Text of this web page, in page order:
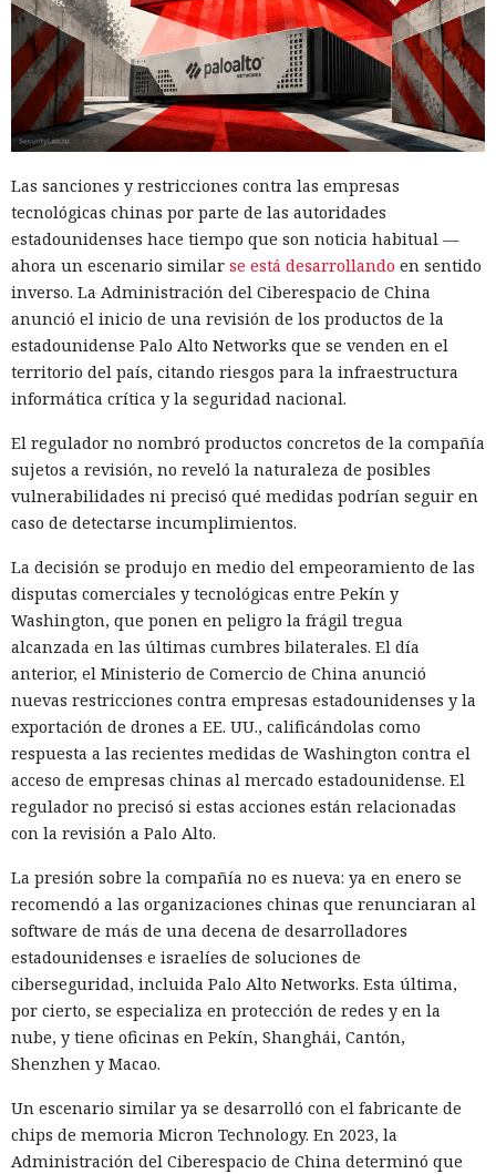
Las sanciones y restricciones contra las empresas
tecnológicas chinas por parte de las autoridades
estadounidenses hace tiempo que son noticia habitual —
ahora un escenario similar se está desarrollando en sentido
inverso. La Administración del Ciberespacio de China
anunció el inicio de una revisión de los productos de la
estadounidense Palo Alto Networks que se venden en el
territorio del país, citando riesgos para la infraestructura
informática crítica y la seguridad nacional.
El regulador no nombró productos concretos de la compañía
sujetos a revisión, no reveló la naturaleza de posibles
vulnerabilidades ni precisó qué medidas podrían seguir en
caso de detectarse incumplimientos.
La decisión se produjo en medio del empeoramiento de las
disputas comerciales y tecnológicas entre Pekín y
Washington, que ponen en peligro la frágil tregua
alcanzada en las últimas cumbres bilaterales. El día
anterior, el Ministerio de Comercio de China anunció
nuevas restricciones contra empresas estadounidenses y la
exportación de drones a EE. UU., calificándolas como
respuesta a las recientes medidas de Washington contra el
acceso de empresas chinas al mercado estadounidense. El
regulador no precisó si estas acciones están relacionadas
con la revisión a Palo Alto.
La presión sobre la compañía no es nueva: ya en enero se
recomendó a las organizaciones chinas que renunciaran al
software de más de una decena de desarrolladores
estadounidenses e israelíes de soluciones de
ciberseguridad, incluida Palo Alto Networks. Esta última,
por cierto, se especializa en protección de redes y en la
nube, y tiene oficinas en Pekín, Shanghái, Cantón,
Shenzhen y Macao.
Un escenario similar ya se desarrolló con el fabricante de
chips de memoria Micron Technology. En 2023, la
Administración del Ciberespacio de China determinó que